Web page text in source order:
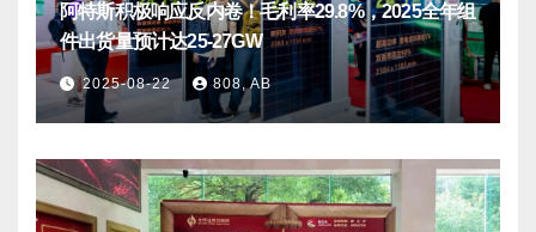
阿特斯积极响应反内卷！毛利率29.8%，2025全年组
件出货量预计达25-27GW
2025-08-22 808, AB